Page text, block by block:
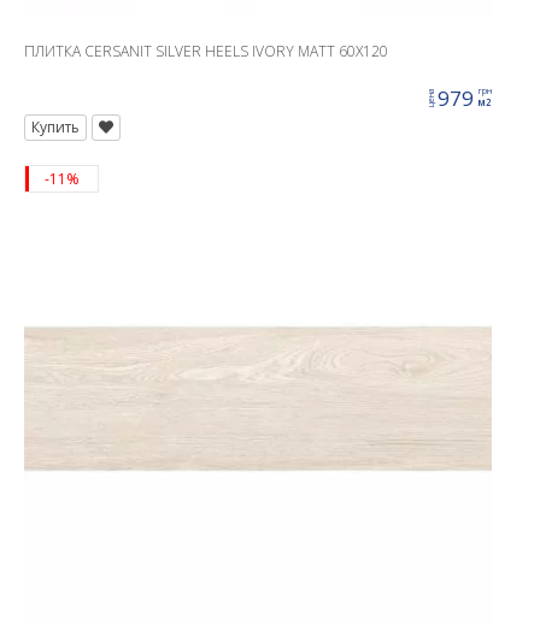
ПЛИТКА CERSANIT SILVER HEELS IVORY MATT 60X120
цена 979 грн
м2
Купить
-11%